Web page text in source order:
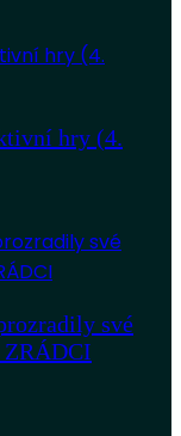
hry (4.
své
ZRÁDCI